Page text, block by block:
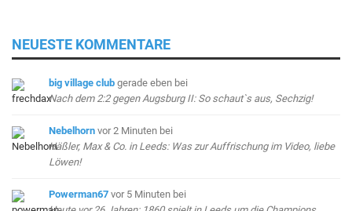
NEUESTE KOMMENTARE
big village club gerade eben bei
Nach dem 2:2 gegen Augsburg II: So schaut`s aus, Sechzig!
Nebelhorn vor 2 Minuten bei
Häßler, Max & Co. in Leeds: Was zur Auffrischung im Video, liebe
Löwen!
Powerman67 vor 5 Minuten bei